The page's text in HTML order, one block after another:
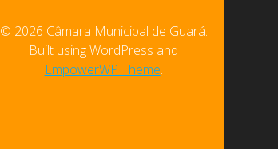
© 2026 Câmara Municipal de Guará.
Built using WordPress and
EmpowerWP Theme.